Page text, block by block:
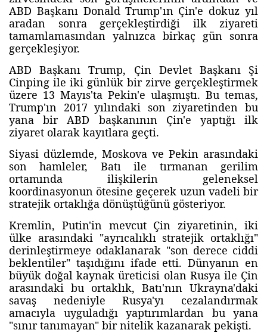
ABD Başkanı Donald Trump'ın Çin'e dokuz yıl
aradan sonra gerçekleştirdiği ilk ziyareti
tamamlamasından yalnızca birkaç gün sonra
gerçekleşiyor.
ABD Başkanı Trump, Çin Devlet Başkanı Şi
Cinping ile iki günlük bir zirve gerçekleştirmek
üzere 13 Mayıs'ta Pekin'e ulaşmıştı. Bu temas,
Trump'ın 2017 yılındaki son ziyaretinden bu
yana bir ABD başkanının Çin'e yaptığı ilk
ziyaret olarak kayıtlara geçti.
Siyasi düzlemde, Moskova ve Pekin arasındaki
son hamleler, Batı ile tırmanan gerilim
ortamında ilişkilerin geleneksel
koordinasyonun ötesine geçerek uzun vadeli bir
stratejik ortaklığa dönüştüğünü gösteriyor.
Kremlin, Putin'in mevcut Çin ziyaretinin, iki
ülke arasındaki "ayrıcalıklı stratejik ortaklığı"
derinleştirmeye odaklanarak "son derece ciddi
beklentiler" taşıdığını ifade etti. Dünyanın en
büyük doğal kaynak üreticisi olan Rusya ile Çin
arasındaki bu ortaklık, Batı'nın Ukrayna'daki
savaş nedeniyle Rusya'yı cezalandırmak
amacıyla uyguladığı yaptırımlardan bu yana
"sınır tanımayan" bir nitelik kazanarak pekişti.